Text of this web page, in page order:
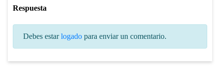
Respuesta
Debes estarlogadopara enviar un comentario.